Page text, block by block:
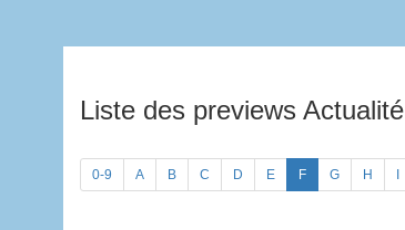
Liste des previews Actualité
0-9 A B C D E F G H